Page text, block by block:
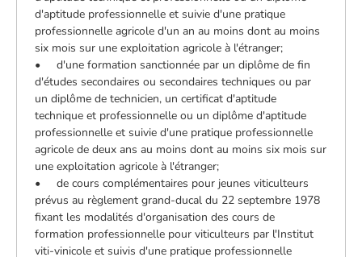
d'aptitude professionnelle et suivie d'une pratique
professionnelle agricole d'un an au moins dont au moins
six mois sur une exploitation agricole à l'étranger;
• d'une formation sanctionnée par un diplôme de fin
d'études secondaires ou secondaires techniques ou par
un diplôme de technicien, un certificat d'aptitude
technique et professionnelle ou un diplôme d'aptitude
professionnelle et suivie d'une pratique professionnelle
agricole de deux ans au moins dont au moins six mois sur
une exploitation agricole à l'étranger;
• de cours complémentaires pour jeunes viticulteurs
prévus au règlement grand-ducal du 22 septembre 1978
fixant les modalités d'organisation des cours de
formation professionnelle pour viticulteurs par l'Institut
viti-vinicole et suivis d'une pratique professionnelle